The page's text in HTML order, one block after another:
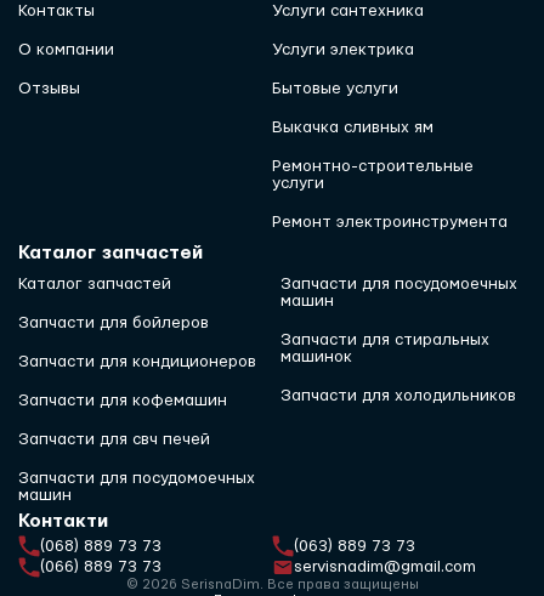
Контакты
О компании
Отзывы
Услуги сантехника
Услуги электрика
Бытовые услуги
Выкачка сливных ям
Ремонтно-строительные
услуги
Ремонт электроинструмента
Каталог запчастей
Каталог запчастей
Запчасти для бойлеров
Запчасти для кондиционеров
Запчасти для кофемашин
Запчасти для свч печей
Запчасти для посудомоечных
машин
Запчасти для посудомоечных
машин
Запчасти для стиральных
машинок
Запчасти для холодильников
Контакти
(068) 889 73 73
(063) 889 73 73
(066) 889 73 73
servisnadim@gmail.com
© 2026 SerisnaDim. Все права защищены